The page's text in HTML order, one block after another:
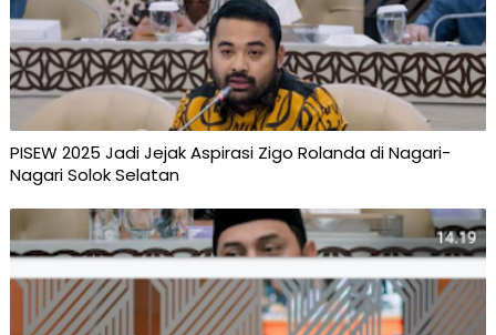
PISEW 2025 Jadi Jejak Aspirasi Zigo Rolanda di Nagari-
Nagari Solok Selatan